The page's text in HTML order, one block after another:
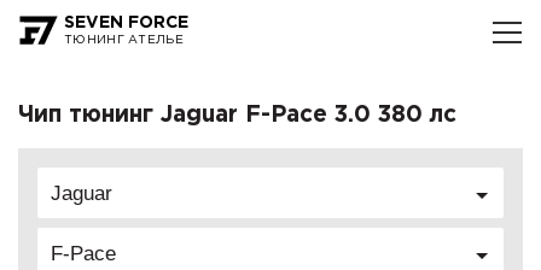
SEVEN FORCE
ТЮНИНГ АТЕЛЬЕ
Чип тюнинг Jaguar F-Pace 3.0 380 лс
Jaguar
F-Pace